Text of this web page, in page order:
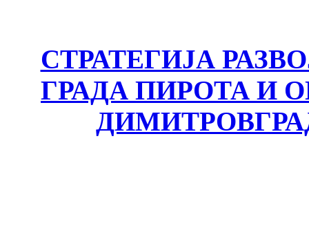
СТРАТЕГИЈА
ГРАДА ПИРОТА И